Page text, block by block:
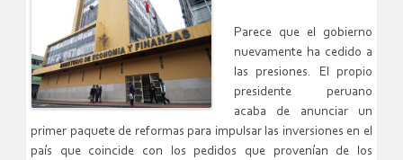
Parece que el gobierno
nuevamente ha cedido a
las presiones. El propio
presidente peruano
acaba de anunciar un
primer paquete de reformas para impulsar las inversiones en el
país que coincide con los pedidos que provenían de los